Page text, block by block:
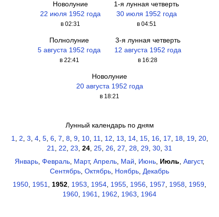
Новолуние
22 июля 1952 года
в 02:31
1-я лунная четверть
30 июля 1952 года
в 04:51
Полнолуние
5 августа 1952 года
в 22:41
3-я лунная четверть
12 августа 1952 года
в 16:28
Новолуние
20 августа 1952 года
в 18:21
Лунный календарь по дням
1, 2, 3, 4, 5, 6, 7, 8, 9, 10, 11, 12, 13, 14, 15, 16, 17, 18, 19, 20,
21, 22, 23, 24, 25, 26, 27, 28, 29, 30, 31
Январь Февраль Март, Апрель Май Июнь Июль Август,
Сентябрь Октябрь Ноябрь Декабрь
1950 1951 1952 1953 1954 1955 1956 1957 1958 1959
1960 1961 1962 1963 1964